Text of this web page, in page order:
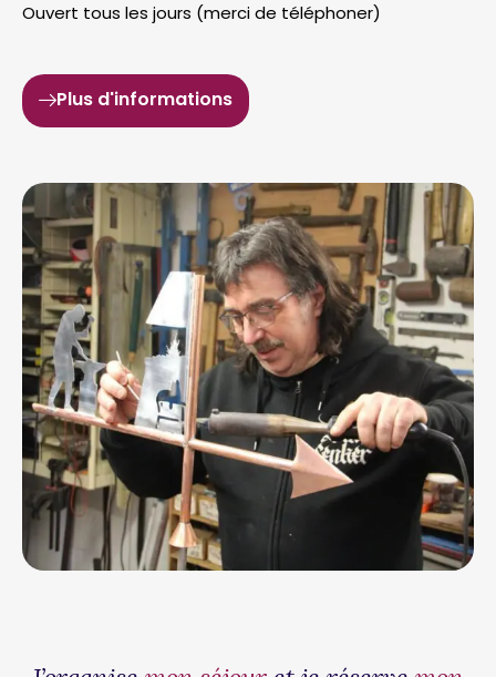
Ouvert tous les jours (merci de téléphoner)
Plus d'informations